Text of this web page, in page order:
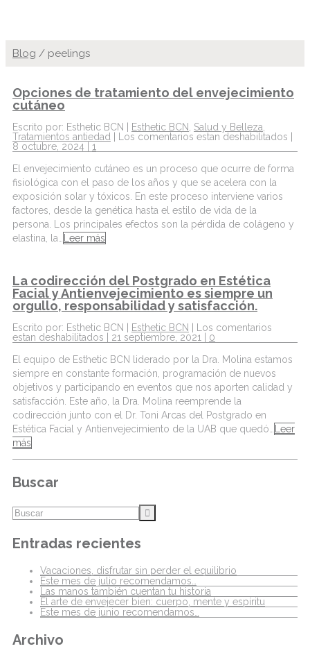
Blog / peelings
Opciones de tratamiento del envejecimiento
cutáneo
Escrito por: Esthetic BCN | Esthetic BCN Salud y Belleza
Tratamientos antiedad
Los comentarios estan deshabilitados
8 octubre, 2024 | 1
El envejecimiento cutáneo es un proceso que ocurre de forma
fisiológica con el paso de los años y que se acelera con la
exposición solar y tóxicos. En este proceso interviene varios
factores, desde la genética hasta el estilo de vida de la
persona. Los principales efectos son la pérdida de colágeno y
elastina, la…
Leer más
La codirección del Postgrado en Estética
Facial y Antienvejecimiento es siempre un
orgullo, responsabilidad y satisfacción.
Escrito por: Esthetic BCN | Esthetic BCN
Los comentarios
estan deshabilitados | 21 septiembre, 2021 | 0
El equipo de Esthetic BCN liderado por la Dra. Molina estamos
siempre en constante formación, programación de nuevos
objetivos y participando en eventos que nos aporten calidad y
satisfacción. Este año, la Dra. Molina reemprende la
codirección junto con el Dr. Toni Arcas del Postgrado en
Estética Facial y Antienvejecimiento de la UAB que quedó…
Leer
más
Buscar
Entradas recientes
Vacaciones, disfrutar sin perder el equilibrio
Este mes de julio recomendamos…
Las manos también cuentan tu historia
El arte de envejecer bien: cuerpo, mente y espíritu
Este mes de junio recomendamos…
Archivo